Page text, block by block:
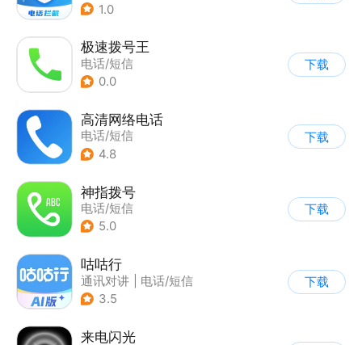
1.0
极速拨号王
电话/短信
0.0
下载
高清网络电话
电话/短信
4.8
下载
神指拨号
电话/短信
5.0
下载
咕咕行
通讯对讲
电话/短信
3.5
下载
来电闪光